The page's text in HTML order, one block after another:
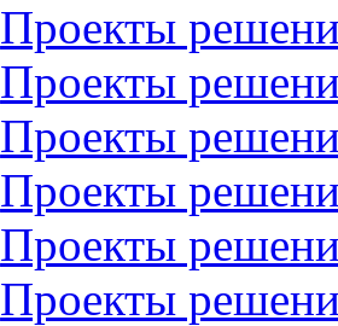
Проекты
Проекты
Проекты
Проекты
Проекты
Проекты